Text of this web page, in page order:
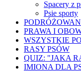
Spacery z
Psie sporty
PRAWA I
WSZYSTKIE
RASY PSÓW
QUIZ: "JAKA
IMIONA DLA